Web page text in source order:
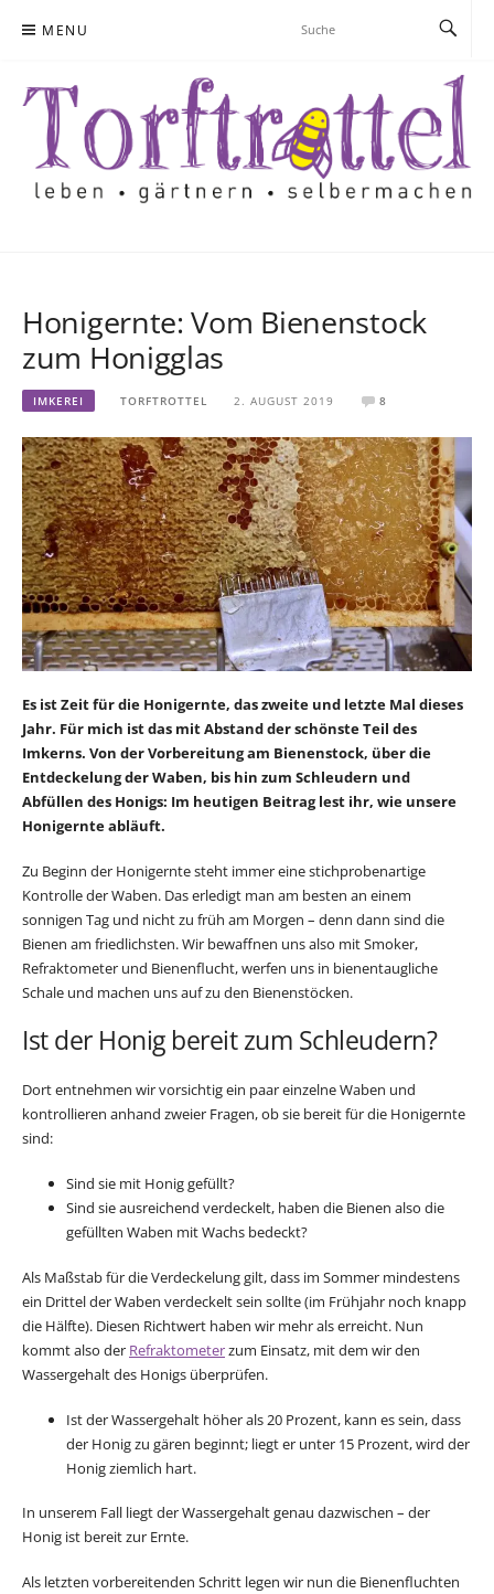
MENU
Honigernte: Vom Bienenstock
zum Honigglas
IMKEREI TORFTROTTEL 2. AUGUST 2019 8
Es ist Zeit für die Honigernte, das zweite und letzte Mal dieses
Jahr. Für mich ist das mit Abstand der schönste Teil des
Imkerns. Von der Vorbereitung am Bienenstock, über die
Entdeckelung der Waben, bis hin zum Schleudern und
Abfüllen des Honigs: Im heutigen Beitrag lest ihr, wie unsere
Honigernte abläuft.
Zu Beginn der Honigernte steht immer eine stichprobenartige
Kontrolle der Waben. Das erledigt man am besten an einem
sonnigen Tag und nicht zu früh am Morgen – denn dann sind die
Bienen am friedlichsten. Wir bewaffnen uns also mit Smoker,
Refraktometer und Bienenflucht, werfen uns in bienentaugliche
Schale und machen uns auf zu den Bienenstöcken.
Ist der Honig bereit zum Schleudern?
Dort entnehmen wir vorsichtig ein paar einzelne Waben und
kontrollieren anhand zweier Fragen, ob sie bereit für die Honigernte
sind:
Sind sie mit Honig gefüllt?
Sind sie ausreichend verdeckelt, haben die Bienen also die
gefüllten Waben mit Wachs bedeckt?
Als Maßstab für die Verdeckelung gilt, dass im Sommer mindestens
ein Drittel der Waben verdeckelt sein sollte (im Frühjahr noch knapp
die Hälfte). Diesen Richtwert haben wir mehr als erreicht. Nun
kommt also der Refraktometerzum Einsatz, mit dem wir den
Wassergehalt des Honigs überprüfen.
Ist der Wassergehalt höher als 20 Prozent, kann es sein, dass
der Honig zu gären beginnt; liegt er unter 15 Prozent, wird der
Honig ziemlich hart.
In unserem Fall liegt der Wassergehalt genau dazwischen – der
Honig ist bereit zur Ernte.
Als letzten vorbereitenden Schritt legen wir nun die Bienenfluchten